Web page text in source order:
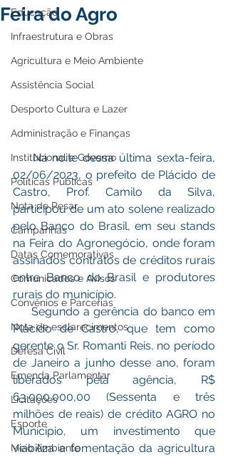
Educação
Infraestrutura e Obras
Agricultura e Meio Ambiente
Assistência Social
Desporto Cultura e Lazer
Administração e Finanças
Institucional e Governo
Políticas Públicas
Nota de Pesar
Campanhas
Datas Comemorativas
Comunicados e Avisos
Convênios e Parcerias
Nota de esclarecimentos
Defesa Civil
Emenda Parlamentar
Licitações
Esporte
Meio Ambiente
Feira do Agro
    Na noite dessa última sexta-feira,
02/06/2023, o prefeito de Plácido de
Castro, Prof. Camilo da Silva,
participou de um ato solene realizado
pelo Banco do Brasil, em seu stands
na Feira do Agronegócio, onde foram
assinados contratos de créditos rurais
entre Banco do Brasil e produtores
rurais do município.
Plácido de Castro, que tem como
gerente o Sr. Romanti Reis, no período
de Janeiro a junho desse ano, foram
liberados pela agência, R$
63.000.000,00 (Sessenta e três
milhões de reais) de crédito AGRO no
Município, um investimento que
viabiliza a fomentação da agricultura